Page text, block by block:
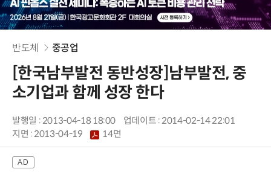
반도체 중공업
[한국남부발전 동반성장]남부발전, 중
소기업과 함께 성장 한다
발행일 : 2013-04-18 18:00
업데이트 : 2014-02-14 22:01
지면 :2013-04-19 14면